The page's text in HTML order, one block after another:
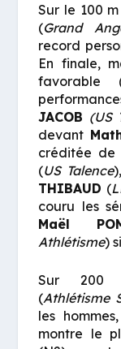
Sur le 100
(Grand
record
En finale,
favorable
JACOB (US
devant
créditée de
(US Talence
THIBAUD (
couru les
Maël
Athlétisme)
Sur 200
(Athlétisme
les hommes,
montre le